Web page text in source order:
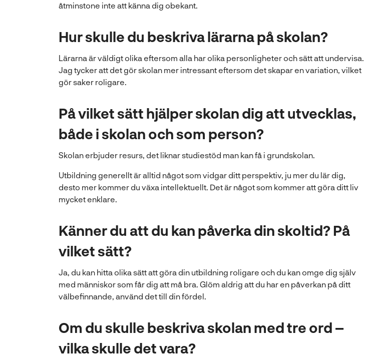
åtminstone inte att känna dig obekant.
Hur skulle du beskriva lärarna på skolan?
Lärarna är väldigt olika eftersom alla har olika personligheter och sätt att undervisa.
Jag tycker att det gör skolan mer intressant eftersom det skapar en variation, vilket
gör saker roligare.
På vilket sätt hjälper skolan dig att utvecklas,
både i skolan och som person?
Skolan erbjuder resurs, det liknar studiestöd man kan få i grundskolan.
Utbildning generellt är alltid något som vidgar ditt perspektiv, ju mer du lär dig,
desto mer kommer du växa intellektuellt. Det är något som kommer att göra ditt liv
mycket enklare.
Känner du att du kan påverka din skoltid? På
vilket sätt?
Ja, du kan hitta olika sätt att göra din utbildning roligare och du kan omge dig själv
med människor som får dig att må bra. Glöm aldrig att du har en påverkan på ditt
välbefinnande, använd det till din fördel.
Om du skulle beskriva skolan med tre ord –
vilka skulle det vara?